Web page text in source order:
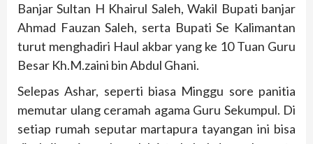
Banjar Sultan H Khairul Saleh, Wakil Bupati banjar
Ahmad Fauzan Saleh, serta Bupati Se Kalimantan
turut menghadiri Haul akbar yang ke 10 Tuan Guru
Besar Kh.M.zaini bin Abdul Ghani.
Selepas Ashar, seperti biasa Minggu sore panitia
memutar ulang ceramah agama Guru Sekumpul. Di
setiap rumah seputar martapura tayangan ini bisa